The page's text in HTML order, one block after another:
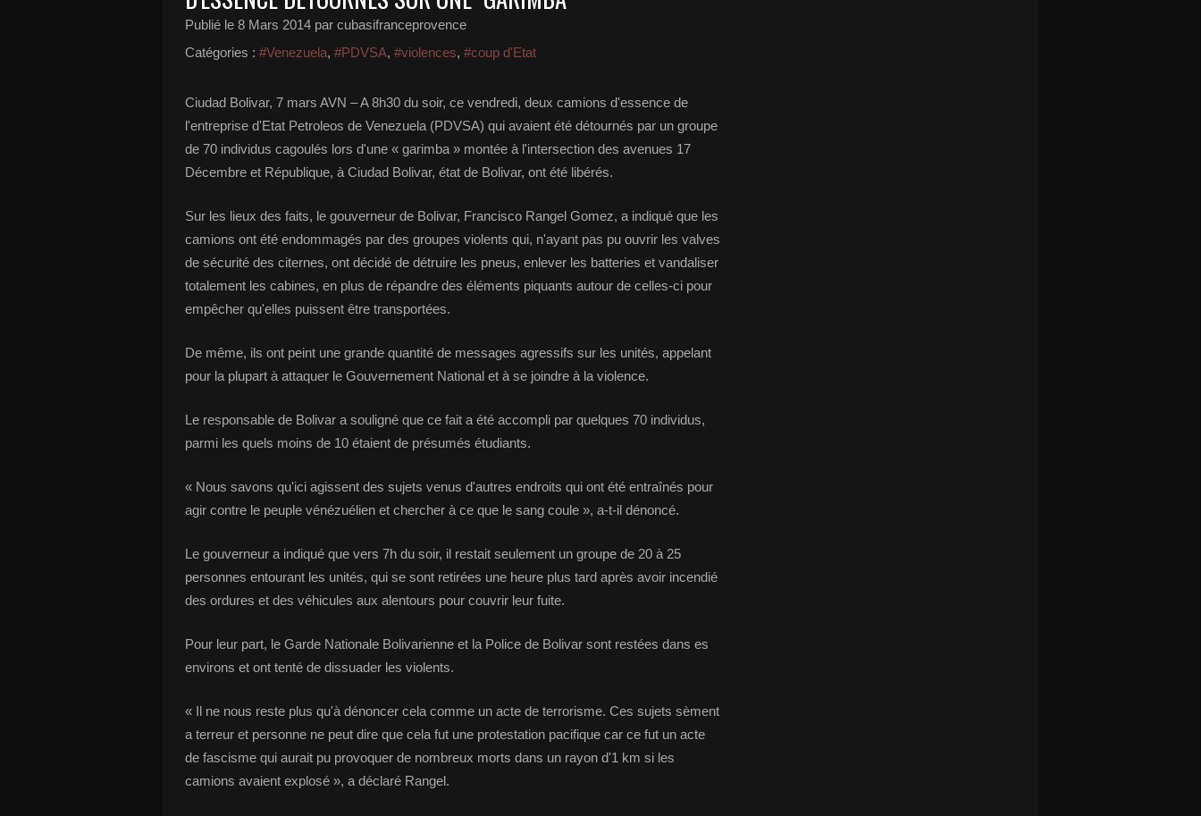
Publié le 8 Mars 2014 par cubasifranceprovence
Catégories : #Venezuela, #PDVSA, #violences, #coup d'Etat
Ciudad Bolivar, 7 mars AVN – A 8h30 du soir, ce vendredi, deux camions d'essence de
l'entreprise d'Etat Petroleos de Venezuela (PDVSA) qui avaient été détournés par un groupe
de 70 individus cagoulés lors d'une « garimba » montée à l'intersection des avenues 17
Décembre et République, à Ciudad Bolivar, état de Bolivar, ont été libérés.
Sur les lieux des faits, le gouverneur de Bolivar, Francisco Rangel Gomez, a indiqué que les
camions ont été endommagés par des groupes violents qui, n'ayant pas pu ouvrir les valves
de sécurité des citernes, ont décidé de détruire les pneus, enlever les batteries et vandaliser
totalement les cabines, en plus de répandre des éléments piquants autour de celles-ci pour
empêcher qu'elles puissent être transportées.
De même, ils ont peint une grande quantité de messages agressifs sur les unités, appelant
pour la plupart à attaquer le Gouvernement National et à se joindre à la violence.
Le responsable de Bolivar a souligné que ce fait a été accompli par quelques 70 individus,
parmi les quels moins de 10 étaient de présumés étudiants.
« Nous savons qu'ici agissent des sujets venus d'autres endroits qui ont été entraînés pour
agir contre le peuple vénézuélien et chercher à ce que le sang coule », a-t-il dénoncé.
Le gouverneur a indiqué que vers 7h du soir, il restait seulement un groupe de 20 à 25
personnes entourant les unités, qui se sont retirées une heure plus tard après avoir incendié
des ordures et des véhicules aux alentours pour couvrir leur fuite.
Pour leur part, le Garde Nationale Bolivarienne et la Police de Bolivar sont restées dans es
environs et ont tenté de dissuader les violents.
« Il ne nous reste plus qu'à dénoncer cela comme un acte de terrorisme. Ces sujets sèment
a terreur et personne ne peut dire que cela fut une protestation pacifique car ce fut un acte
de fascisme qui aurait pu provoquer de nombreux morts dans un rayon d'1 km si les
camions avaient explosé », a déclaré Rangel.